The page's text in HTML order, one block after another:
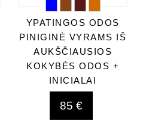
YPATINGOS ODOS
PINIGINĖ VYRAMS IŠ
AUKŠČIAUSIOS
KOKYBĖS ODOS +
INICIALAI
85 €